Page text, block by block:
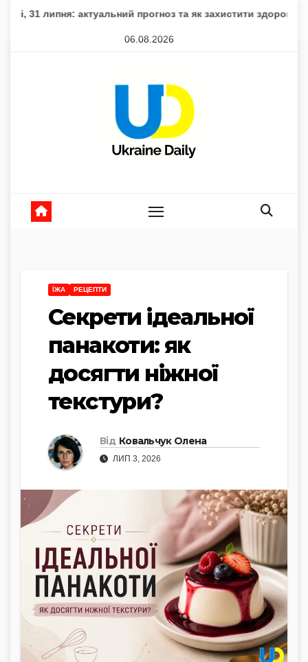
актуальний прогноз та як захистити здоров’я Втрати
06.08.2026
ЇЖА РЕЦЕПТИ
Секрети ідеальної
панакоти: як
досягти ніжної
текстури?
Від Ковальчук Олена
ЛИП 3, 2026